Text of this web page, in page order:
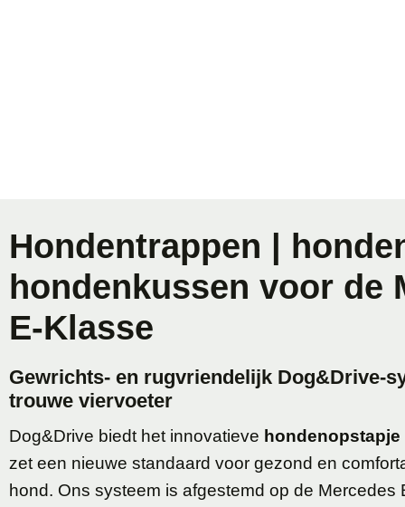
Hondentrappen |
hondenkussen voor de
E-Klasse
Gewrichts- en rugvriendelijk Dog&Drive-
trouwe viervoeter
Dog&Drive biedt het innovatieve hondenopstapje
zet een nieuwe standaard voor gezond en
hond. Ons systeem is afgestemd op de Mercedes